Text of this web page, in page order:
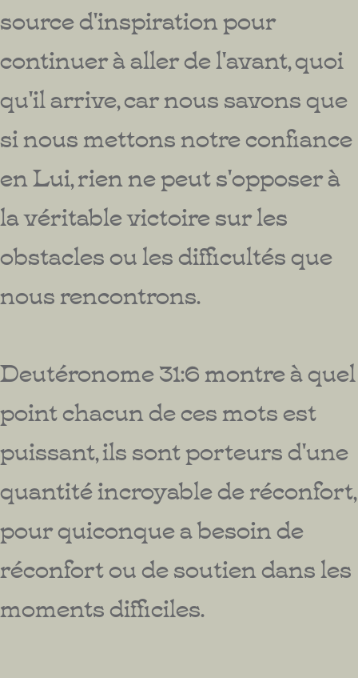
source d'inspiration pour
continuer à aller de l'avant, quoi
qu'il arrive, car nous savons que
si nous mettons notre confiance
en Lui, rien ne peut s'opposer à
la véritable victoire sur les
obstacles ou les difficultés que
nous rencontrons.
Deutéronome 31:6 montre à quel
point chacun de ces mots est
puissant, ils sont porteurs d'une
quantité incroyable de réconfort,
pour quiconque a besoin de
réconfort ou de soutien dans les
moments difficiles.